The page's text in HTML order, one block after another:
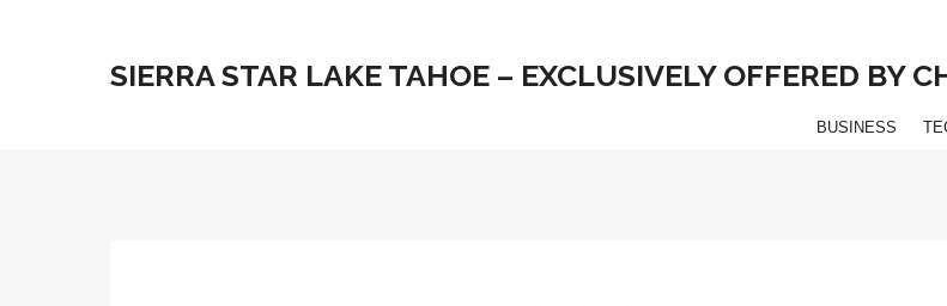
SIERRA STAR LAKE TAHOE – EXCLUSIVELY OFFERED BY
BUSINESS